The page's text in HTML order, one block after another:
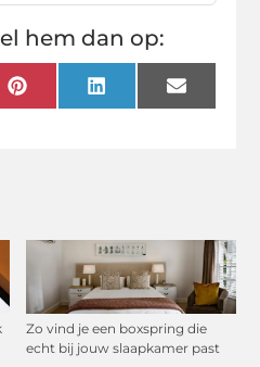
Zo vind je een boxspring die
echt bij jouw slaapkamer past
hem dan op:
PinterestLinkedInEmail